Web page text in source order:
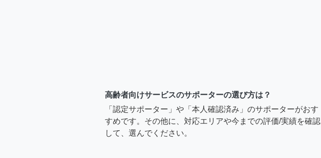
高齢者向けサービスのサポーターの選び方は？
「認定サポーター」や「本人確認済み」のサポーターがおす
すめです。その他に、対応エリアや今までの評価/実績を確認
して、選んでください。